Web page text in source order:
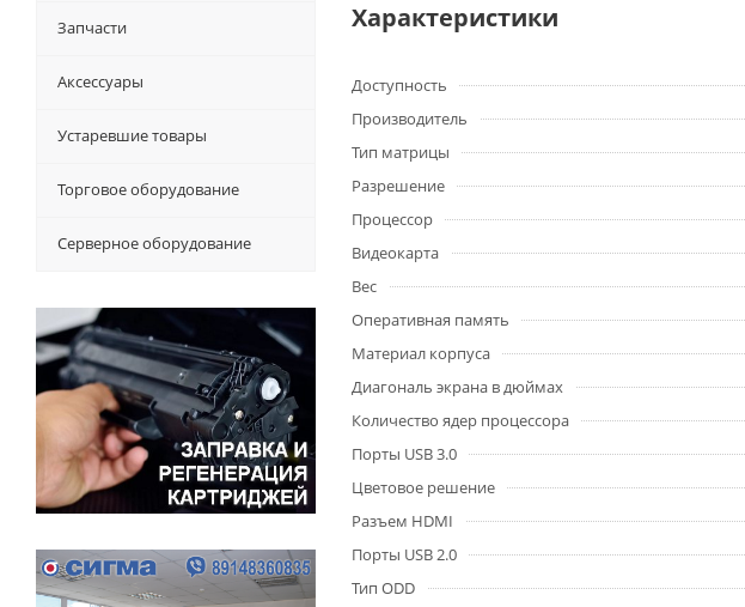
Характеристики
Доступность
Производитель
Тип матрицы
Разрешение
Процессор
Видеокарта
Вес
Оперативная память
Материал корпуса
Диагональ экрана в дюймах
Количество ядер процессора
Порты USB 3.0
Цветовое решение
Разъем HDMI
Порты USB 2.0
Тип ODD
Запчасти
Аксессуары
Устаревшие товары
Торговое оборудование
Серверное оборудование